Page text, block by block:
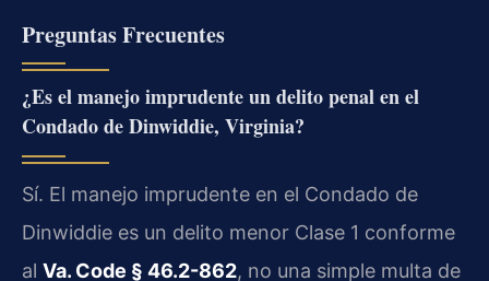
Preguntas Frecuentes
¿Es el manejo imprudente un delito penal en el
Condado de Dinwiddie, Virginia?
Sí. El manejo imprudente en el Condado de
Dinwiddie es un delito menor Clase 1 conforme
al Va. Code § 46.2-862, no una simple multa de